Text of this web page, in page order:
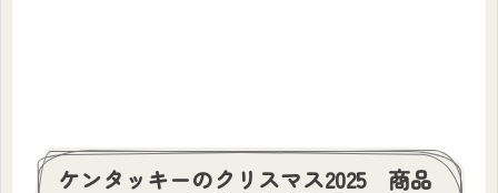
ケンタッキーのクリスマス2025 商品